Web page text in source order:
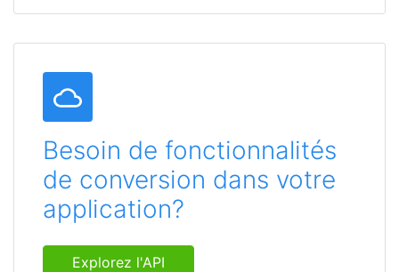
Besoin de fonctionnalités
de conversion dans votre
application?
Explorez l'API